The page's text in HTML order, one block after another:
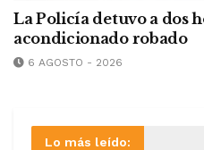
La Policía detuvo a dos
acondicionado robado
6 AGOSTO - 2026
Lo más leído: